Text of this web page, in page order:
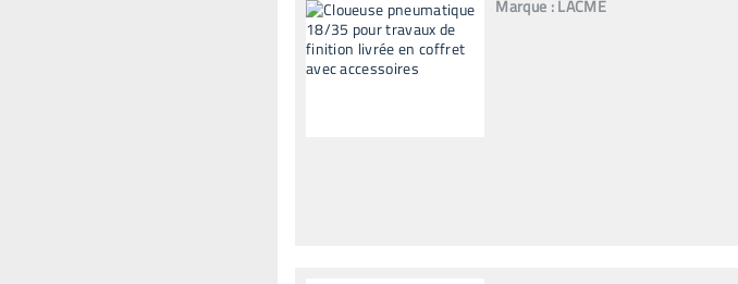
Marque :LACME